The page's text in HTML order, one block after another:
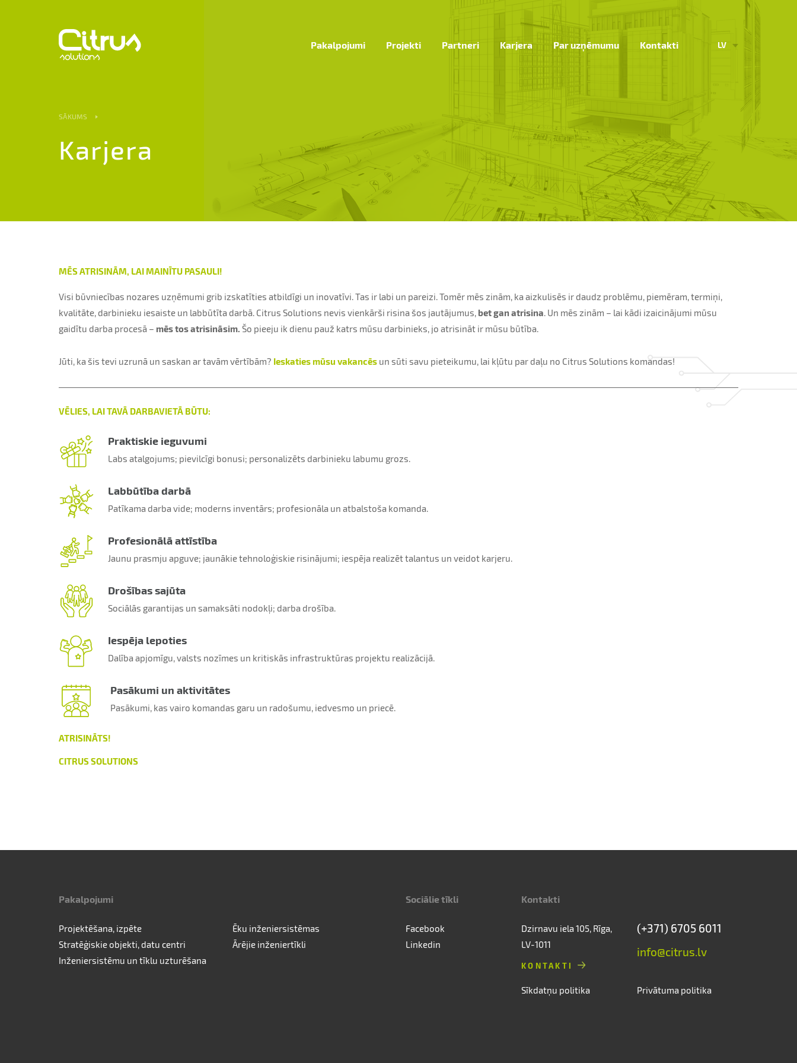
LV
Pakalpojumi Projekti Partneri Karjera Par uzņēmumu Kontakti
SĀKUMS
Karjera
MĒS ATRISINĀM, LAI MAINĪTU PASAULI!
Visi būvniecības nozares uzņēmumi grib izskatīties atbildīgi un inovatīvi. Tas ir labi un pareizi. Tomēr mēs zinām, ka aizkulisēs ir daudz problēmu, piemēram, termiņi,
kvalitāte, darbinieku iesaiste un labbūtīta darbā. Citrus Solutions nevis vienkārši risina šos jautājumus, bet gan atrisina. Un mēs zinām – lai kādi izaicinājumi mūsu
gaidītu darba procesā – mēs tos atrisināsim. Šo pieeju ik dienu pauž katrs mūsu darbinieks, jo atrisināt ir mūsu būtība.
Jūti, ka šis tevi uzrunā un saskan ar tavām vērtībām? Ieskaties mūsu vakancēs un sūti savu pieteikumu, lai kļūtu par daļu no Citrus Solutions komandas!
VĒLIES, LAI TAVĀ DARBAVIETĀ BŪTU:
Praktiskie ieguvumi
Labs atalgojums; pievilcīgi bonusi; personalizēts darbinieku labumu grozs.
Labbūtība darbā
Patīkama darba vide; moderns inventārs; profesionāla un atbalstoša komanda.
Profesionālā attīstība
Jaunu prasmju apguve; jaunākie tehnoloģiskie risinājumi; iespēja realizēt talantus un veidot karjeru.
Drošības sajūta
Sociālās garantijas un samaksāti nodokļi; darba drošība.
Iespēja lepoties
Dalība apjomīgu, valsts nozīmes un kritiskās infrastruktūras projektu realizācijā.
Pasākumi un aktivitātes
Pasākumi, kas vairo komandas garu un radošumu, iedvesmo un priecē.
ATRISINĀTS!
CITRUS SOLUTIONS
Pakalpojumi
Projektēšana, izpēte
Ēku inženiersistēmas
Stratēģiskie objekti, datu centri
Ārējie inženiertīkli
Inženiersistēmu un tīklu uzturēšana
Sociālie tīkli
Facebook
Linkedin
Kontakti
Dzirnavu iela 105, Rīga,
LV-1011
KONTAKTI
(+371) 6705 6011
info@citrus.lv
Sīkdatņu politika Privātuma politika